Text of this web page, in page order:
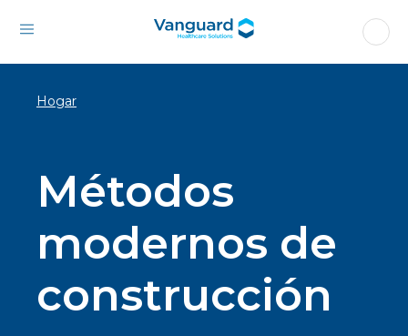
Hogar
Métodos
modernos de
construcción